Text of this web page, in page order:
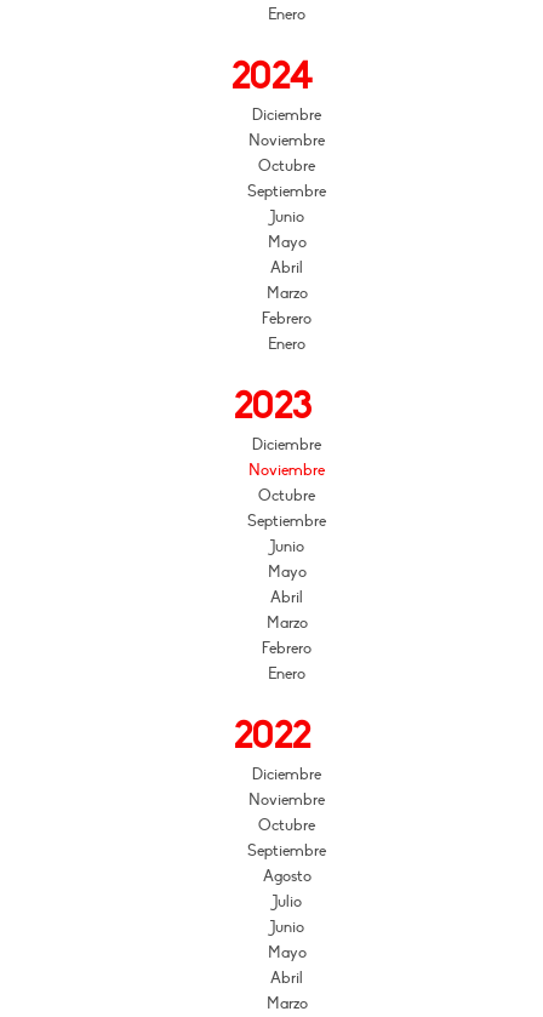
Enero
2024
Diciembre
Noviembre
Octubre
Septiembre
Junio
Mayo
Abril
Marzo
Febrero
Enero
2023
Diciembre
Noviembre
Octubre
Septiembre
Junio
Mayo
Abril
Marzo
Febrero
Enero
2022
Diciembre
Noviembre
Octubre
Septiembre
Agosto
Julio
Junio
Mayo
Abril
Marzo